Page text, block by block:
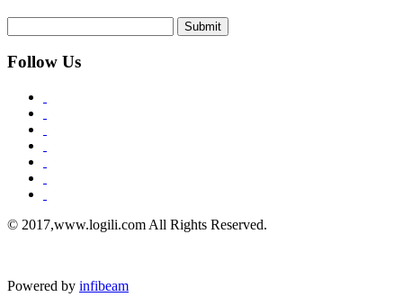
Submit
Follow Us
© 2017,www.logili.com All Rights Reserved.
Powered by infibeam